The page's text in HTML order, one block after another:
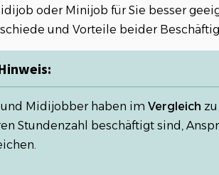
Job passt zu Ihnen?
oder Minijob für Sie besser
und Vorteile beider
Midijobber haben im Vergleich
Stundenzahl beschäftigt sind,